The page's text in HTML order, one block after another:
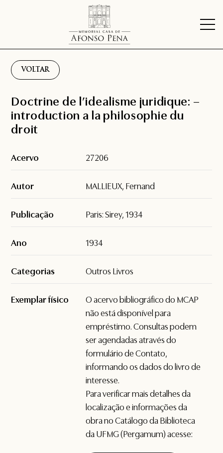
VOLTAR
Doctrine de l’idealisme juridique: –
introduction a la philosophie du
droit
Acervo 27206
Autor MALLIEUX, Fernand
Publicação Paris: Sirey, 1934
Ano 1934
Categorias Outros Livros
Exemplar físico
O acervo bibliográfico do MCAP
não está disponível para
empréstimo. Consultas podem
ser agendadas através do
formulário deContato,
informando os dados do livro de
interesse.
Para verificar mais detalhes da
localização e informações da
obra no Catálogo da Biblioteca
da UFMG (Pergamum) acesse: